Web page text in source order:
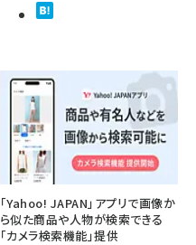
「Yahoo! JAPAN」アプリで画像か
ら似た商品や人物が検索できる
「カメラ検索機能」提供